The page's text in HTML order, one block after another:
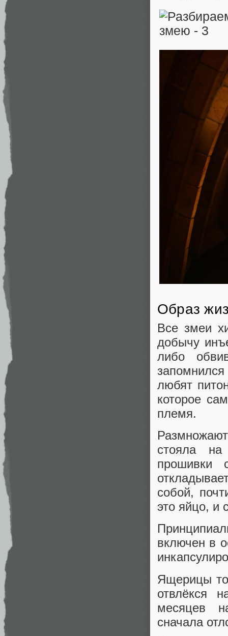
Образ
Все змеи
добычу
либо
любят
которое
племя.
стояла
прошивки
собой,
это яйцо, и
включен в
Ящерицы
отвлёкся
месяцев
сначала